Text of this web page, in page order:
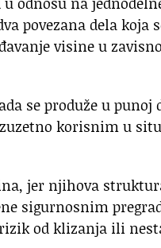
povezana dela koja
visine u
se produže u
korisnim u
jer njihova
sigurnosnim
od klizanja ili